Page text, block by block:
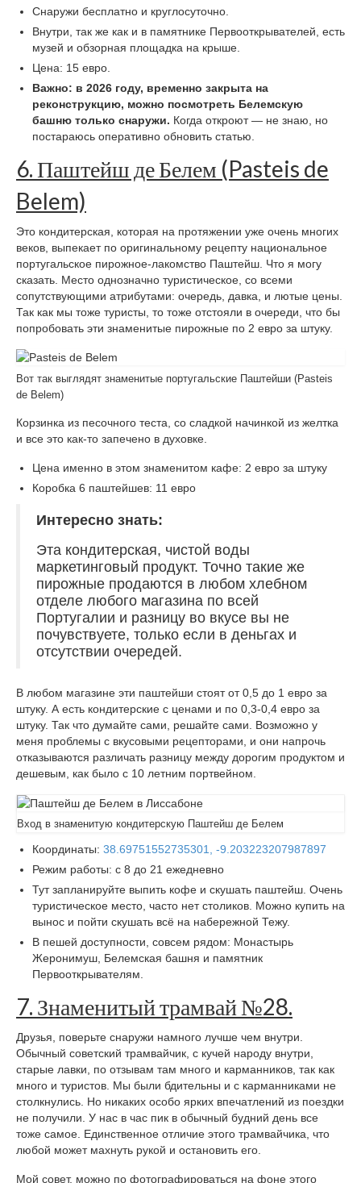
Снаружи бесплатно и круглосуточно.
Внутри, так же как и в памятнике Первооткрывателей, есть
музей и обзорная площадка на крыше.
Цена: 15 евро.
Важно: в 2026 году, временно закрыта на
реконструкцию, можно посмотреть Белемскую
башню только снаружи. Когда откроют — не знаю, но
постараюсь оперативно обновить статью.
6. Паштейш де Белем (Pasteis de
Belem)
Это кондитерская, которая на протяжении уже очень многих
веков, выпекает по оригинальному рецепту национальное
португальское пирожное-лакомство Паштейш. Что я могу
сказать. Место однозначно туристическое, со всеми
сопутствующими атрибутами: очередь, давка, и лютые цены.
Так как мы тоже туристы, то тоже отстояли в очереди, что бы
попробовать эти знаменитые пирожные по 2 евро за штуку.
Вот так выглядят знаменитые португальские Паштейши (Pasteis
de Belem)
Корзинка из песочного теста, со сладкой начинкой из желтка
и все это как-то запечено в духовке.
Цена именно в этом знаменитом кафе: 2 евро за штуку
Коробка 6 паштейшев: 11 евро
Интересно знать:
Эта кондитерская, чистой воды
маркетинговый продукт. Точно такие же
пирожные продаются в любом хлебном
отделе любого магазина по всей
Португалии и разницу во вкусе вы не
почувствуете, только если в деньгах и
отсутствии очередей.
В любом магазине эти паштейши стоят от 0,5 до 1 евро за
штуку. А есть кондитерские с ценами и по 0,3-0,4 евро за
штуку. Так что думайте сами, решайте сами. Возможно у
меня проблемы с вкусовыми рецепторами, и они напрочь
отказываются различать разницу между дорогим продуктом и
дешевым, как было с 10 летним портвейном.
Вход в знаменитую кондитерскую Паштейш де Белем
Координаты: 38.69751552735301, -9.203223207987897
Режим работы: с 8 до 21 ежедневно
Тут запланируйте выпить кофе и скушать паштейш. Очень
туристическое место, часто нет столиков. Можно купить на
вынос и пойти скушать всё на набережной Тежу.
В пешей доступности, совсем рядом: Монастырь
Жеронимуш, Белемская башня и памятник
Первооткрывателям.
7. Знаменитый трамвай №28.
Друзья, поверьте снаружи намного лучше чем внутри.
Обычный советский трамвайчик, с кучей народу внутри,
старые лавки, по отзывам там много и карманников, так как
много и туристов. Мы были бдительны и с карманниками не
столкнулись. Но никаких особо ярких впечатлений из поездки
не получили. У нас в час пик в обычный будний день все
тоже самое. Единственное отличие этого трамвайчика, что
любой может махнуть рукой и остановить его.
Мой совет, можно по фотографироваться на фоне этого